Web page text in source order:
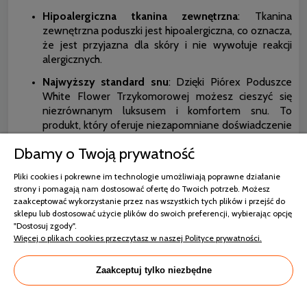
Hipoalergiczna tkanina zewnętrzna: Tkanina
zewnętrzna poduszki jest hipoalergiczna, co oznacza,
że jest przyjazna dla skóry i nie wywołuje reakcji
alergicznych.
Najwyższy standard snu: Dzięki Piórex Poduszce
White Flower Trzykomorowej możesz cieszyć się
niezrównanym luksusem i komfortem snu. To
produkt, który oferuje niezapomniane doświadczenie
Zamów PiórexPoduszkę Puchową
Trzykomorową i doświadcz luksusowego snu na
najwyższym poziomie. To produkt stworzony, aby
dostosować się do Twoich potrzeb i zapewnić Ci
wyjątkową przyjemność snu.
Dane techniczne
Dbamy o Twoją prywatność
Pliki cookies i pokrewne im technologie umożliwiają poprawne działanie
strony i pomagają nam dostosować ofertę do Twoich potrzeb. Możesz
zaakceptować wykorzystanie przez nas wszystkich tych plików i przejść do
sklepu lub dostosować użycie plików do swoich preferencji, wybierając opcję
"Dostosuj zgody".
Więcej o plikach cookies przeczytasz w naszej Polityce prywatności.
Zaakceptuj tylko niezbędne